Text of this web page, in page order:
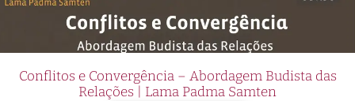
Conflitos e Convergência – Abordagem Budista das
Relações | Lama Padma Samten